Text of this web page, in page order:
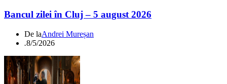
Bancul zilei în Cluj – 5 august 2026
De laAndrei Mureșan
.8/5/2026